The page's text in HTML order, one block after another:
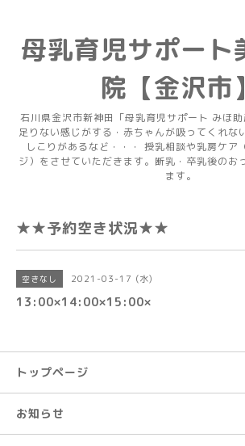
母乳育児サポート
院【金沢市】
石川県金沢市新神田「母乳育児サポート みほ
足りない感じがする・赤ちゃんが吸ってくれな
しこりがあるなど・・・ 授乳相談や乳房ケア
ジ）をさせていただきます。断乳・卒乳後のお
ます。
★★予約空き状況★★
空きなし 2021-03-17 (水)
13:00×14:00×15:00×
トップページ
お知らせ